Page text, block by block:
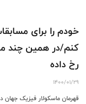
خودم را برای
کنم/در همین چند
رخ داده
1400/01/29